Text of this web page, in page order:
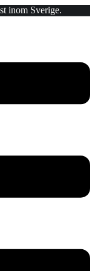
inom Sverige.